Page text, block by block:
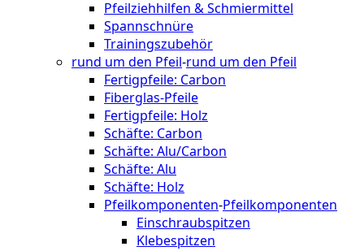
Pfeilziehhilfen & Schmiermittel
Spannschnüre
Trainingszubehör
rund um den Pfeil-rund um den Pfeil
Fertigpfeile: Carbon
Fiberglas-Pfeile
Fertigpfeile: Holz
Schäfte: Carbon
Schäfte: Alu/Carbon
Schäfte: Alu
Schäfte: Holz
Pfeilkomponenten-Pfeilkomponenten
Einschraubspitzen
Klebespitzen